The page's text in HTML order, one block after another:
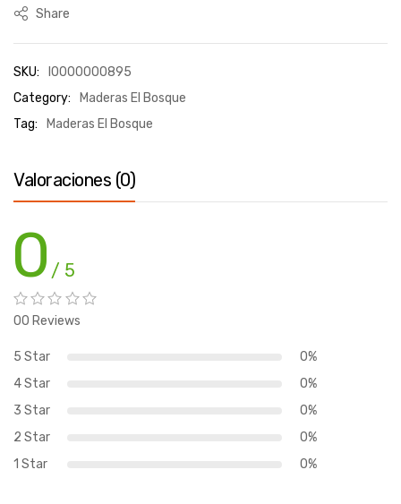
Share
SKU:
I0000000895
Category:
Maderas El Bosque
Tag:
Maderas El Bosque
Valoraciones (0)
0 / 5
00 Reviews
5 Star
0%
4 Star
0%
3 Star
0%
2 Star
0%
1 Star
0%